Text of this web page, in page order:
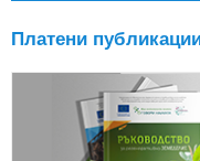
Платени